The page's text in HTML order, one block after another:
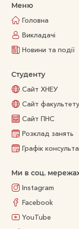
Меню
Головна
Викладачі
Новини та події
Студенту
Сайт ХНЕУ
Сайт
Сайт ПНС
Розклад занять
Графік
Ми в соц.
Instagram
Facebook
YouTube